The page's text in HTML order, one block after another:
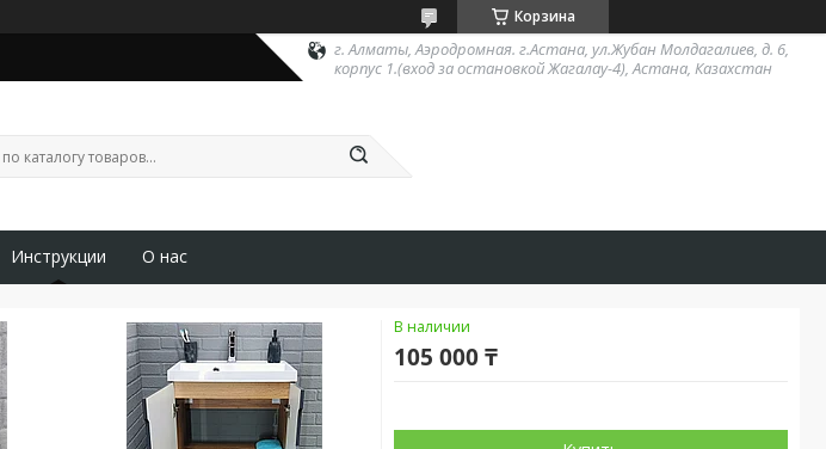
Корзина
г. Алматы, Аэродромная. г.Астана, ул.Жубан Молдагалиев, д. 6,
корпус 1.(вход за остановкой Жагалау-4), Астана, Казахстан
Инструкции О нас
В наличии
105 000 ₸